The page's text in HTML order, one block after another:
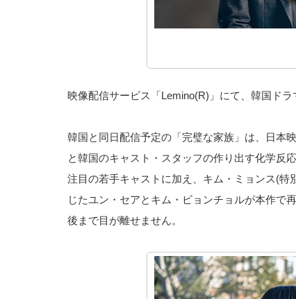
映像配信サービス「Lemino(R)」にて、韓国ド
韓国と同日配信予定の「完璧な家族」は、日本
と韓国のキャスト・スタッフの作り出す化学反
注目の若手キャストに加え、キム・ミョンス(
じたユン・セアとキム・ビョンチョルが本作で
後まで目が離せません。